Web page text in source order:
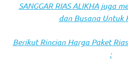
https://
SANGGAR RIAS ALIKHA juga
dan Busana Untuk
Berikut Rincian Harga Paket
: